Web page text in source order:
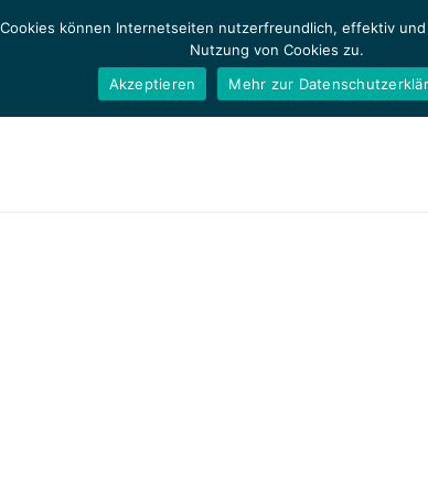
können Internetseiten nutzerfreundlich, effektiv
Nutzung von Cookies zu.
Akzeptieren
Mehr zur